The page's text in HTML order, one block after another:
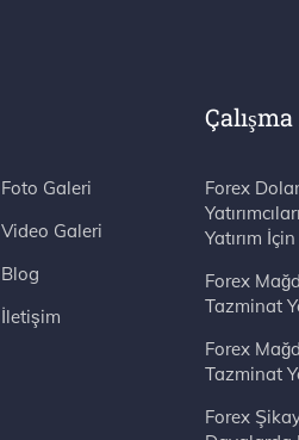
Foto Galeri
Video Galeri
Blog
İletişim
Forex
Yatırım
Forex
Tazminat
Forex
Tazminat
Forex